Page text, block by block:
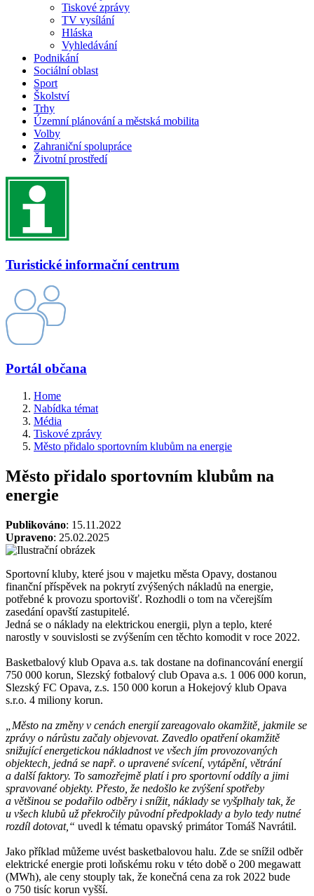
Tiskové zprávy
TV vysílání
Hláska
Vyhledávání
Podnikání
Sociální oblast
Sport
Školství
Trhy
Územní plánování a městská mobilita
Volby
Zahraniční spolupráce
Životní prostředí
Turistické informační centrum
Portál občana
Home
Nabídka témat
Média
Tiskové zprávy
Město přidalo sportovním klubům na energie
Město přidalo sportovním klubům na
energie
Publikováno: 15.11.2022
Upraveno: 25.02.2025
Sportovní kluby, které jsou v majetku města Opavy, dostanou
finanční příspěvek na pokrytí zvýšených nákladů na energie,
potřebné k provozu sportovišť. Rozhodli o tom na včerejším
zasedání opavští zastupitelé.
Jedná se o náklady na elektrickou energii, plyn a teplo, které
narostly v souvislosti se zvýšením cen těchto komodit v roce 2022.
Basketbalový klub Opava a.s. tak dostane na dofinancování energií
750 000 korun, Slezský fotbalový club Opava a.s. 1 006 000 korun,
Slezský FC Opava, z.s. 150 000 korun a Hokejový klub Opava
s.r.o. 4 miliony korun.
„Město na změny v cenách energií zareagovalo okamžitě, jakmile se
zprávy o nárůstu začaly objevovat. Zavedlo opatření okamžitě
snižující energetickou nákladnost ve všech jím provozovaných
objektech, jedná se např. o upravené svícení, vytápění, větrání
a další faktory. To samozřejmě platí i pro sportovní oddíly a jimi
spravované objekty. Přesto, že nedošlo ke zvýšení spotřeby
a většinou se podařilo odběry i snížit, náklady se vyšplhaly tak, že
u všech klubů už překročily původní předpoklady a bylo tedy nutné
rozdíl dotovat,“ uvedl k tématu opavský primátor Tomáš Navrátil.
Jako příklad můžeme uvést basketbalovou halu. Zde se snížil odběr
elektrické energie proti loňskému roku v této době o 200 megawatt
(MWh), ale ceny stouply tak, že konečná cena za rok 2022 bude
o 750 tisíc korun vyšší.